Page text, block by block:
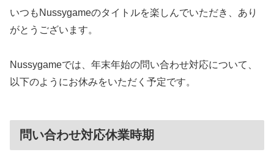
いつもNussygameのタイトルを楽しんでいただき、あり
がとうございます。
Nussygameでは、年末年始の問い合わせ対応について、
以下のようにお休みをいただく予定です。
問い合わせ対応休業時期